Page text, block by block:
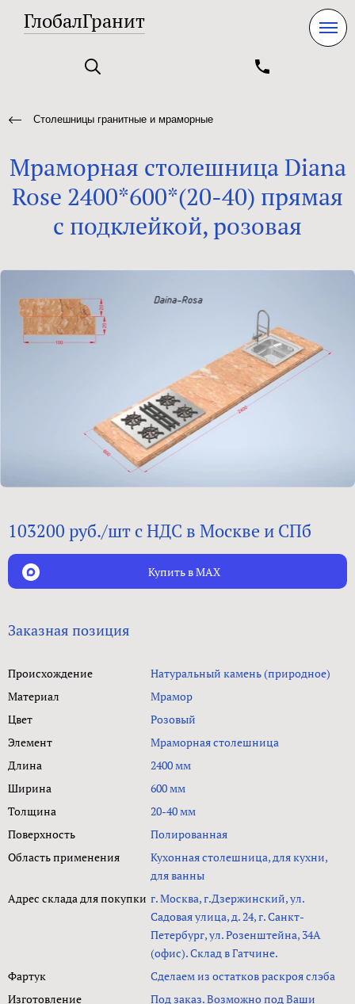
ГлобалГранит
Столешницы гранитные и мраморные
Мраморная столешница Diana
Rose 2400*600*(20-40) прямая
с подклейкой, розовая
103200 руб./шт с НДС в Москве и СПб
Купить в MAX
Заказная позиция
Происхождение
Натуральный камень (природное)
Материал
Мрамор
Цвет
Розовый
Элемент
Мраморная столешница
Длина
2400 мм
Ширина
600 мм
Толщина
20-40 мм
Поверхность
Полированная
Область применения
Кухонная столешница, для кухни,
для ванны
Адрес склада для покупки г. Москва, г.Дзержинский, ул.
Садовая улица, д. 24, г. Санкт-
Петербург, ул. Розенштейна, 34А
(офис). Склад в Гатчине.
Фартук
Сделаем из остатков раскроя слэба
Изготовление
Под заказ. Возможно под Ваши